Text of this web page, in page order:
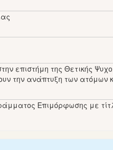
επιστήμη της Θετικής
την ανάπτυξη των ατόμων
Επιμόρφωσης με